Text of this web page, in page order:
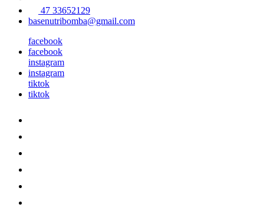
47 33652129
basenutribomba@gmail.com
facebook
facebook
instagram
instagram
tiktok
tiktok